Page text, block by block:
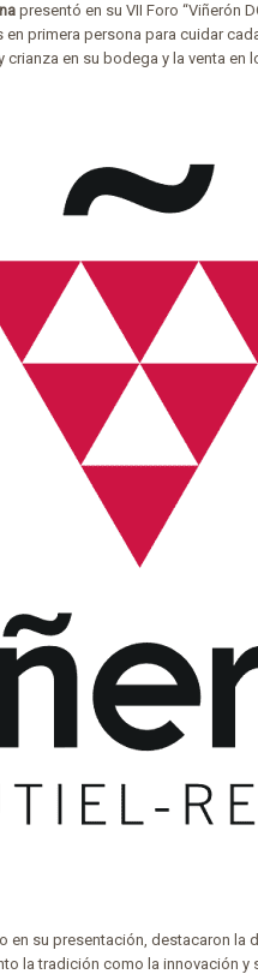
presentó en su VII Foro “Viñerón
primera persona para cuidar
crianza en su bodega y la venta en
en su presentación, destacaron la
la tradición como la innovación